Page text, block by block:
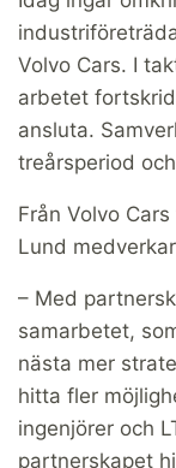
Volvo Cars. I
arbetet
ansluta.
treårsperiod
Från Volvo
Lund
– Med
samarbetet,
nästa mer
hitta fler
ingenjörer och
partnerskapet